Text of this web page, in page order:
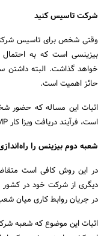
شرکت تاسیس کنید
وقتی شخص برای تاسیس
بیزینسی است که به احتمال
خواهد گذاشت. البته داشتن
حائز اهمیت است.
اثبات این مساله که حضور
است، فرآیند دریافت ویزا کار IMP را تا حدودی هموارتر خواهد کرد.
شعبه دوم بیزینس را
دیگری از شرکت خود در کشور
در جریان روابط کاری میان
اثبات این موضوع که شعبه